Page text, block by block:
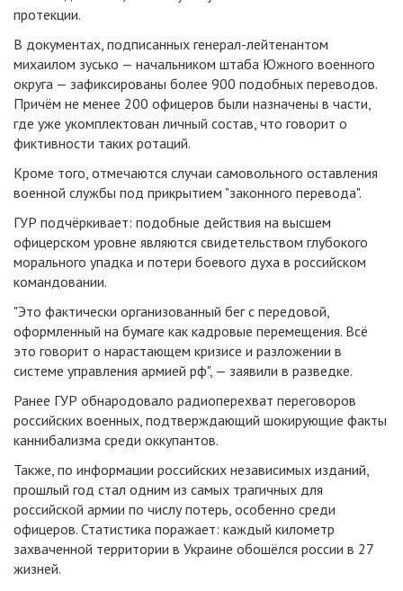
протекции.
В документах, подписанных генерал-лейтенантом
михаилом зусько — начальником штаба Южного военного
округа — зафиксированы более 900 подобных переводов.
Причём не менее 200 офицеров были назначены в части,
где уже укомплектован личный состав, что говорит о
фиктивности таких ротаций.
Кроме того, отмечаются случаи самовольного оставления
военной службы под прикрытием "законного перевода".
ГУР подчёркивает: подобные действия на высшем
офицерском уровне являются свидетельством глубокого
морального упадка и потери боевого духа в российском
командовании.
"Это фактически организованный бег с передовой,
оформленный на бумаге как кадровые перемещения. Всё
это говорит о нарастающем кризисе и разложении в
системе управления армией рф", — заявили в разведке.
Ранее ГУР обнародовало радиоперехват переговоров
российских военных, подтверждающий шокирующие факты
каннибализма среди оккупантов.
Также, по информации российских независимых изданий,
прошлый год стал одним из самых трагичных для
российской армии по числу потерь, особенно среди
офицеров. Статистика поражает: каждый километр
захваченной территории в Украине обошёлся россии в 27
жизней.